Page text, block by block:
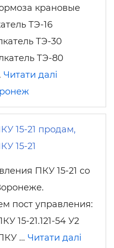
крановые
ТЭ-16
ТЭ-30
ТЭ-80
Читати далі
15-21 продам,
15-21
ПКУ 15-21 со
пост управления:
15-21.121-54 У2
… Читати далі